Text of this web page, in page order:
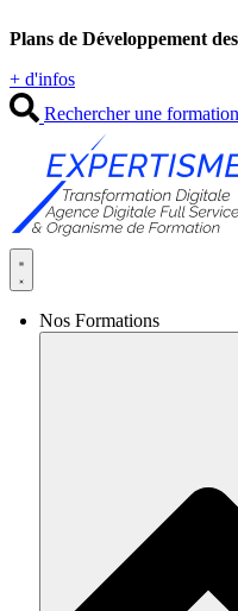
au
Plans de Développement
+ d'infos
Rechercher une formation
Nos Formations